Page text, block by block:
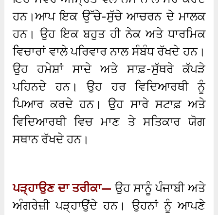
ਹਨ।ਆਪ ਇਕ ਉੱਚੇ-ਸੁੱਚੇ ਆਚਰਨ ਦੇ ਮਾਲਕ
ਹਨ। ਉਹ ਇਕ ਬਹੁਤ ਹੀ ਨੇਕ ਅਤੇ ਧਾਰਮਿਕ
ਵਿਚਾਰਾਂ ਵਾਲੇ ਪਰਿਵਾਰ ਨਾਲ ਸੰਬੰਧ ਰੱਖਦੇ ਹਨ।
ਉਹ ਹਮੇਸ਼ਾਂ ਸਾਦੇ ਅਤੇ ਸਾਫ਼-ਸੁੱਥਰੇ ਕੱਪੜੇ
ਪਹਿਨਦੇ ਹਨ। ਉਹ ਹਰ ਵਿਦਿਆਰਥੀ ਨੂੰ
ਪਿਆਰ ਕਰਦੇ ਹਨ। ਉਹ ਸਾਰੇ ਸਟਾਫ਼ ਅਤੇ
ਵਿਦਿਆਰਥੀ ਵਿਚ ਮਾਣ ਤੇ ਸਤਿਕਾਰ ਯੋਗ
ਸਥਾਨ ਰੱਖਦੇ ਹਨ।
ਪੜ੍ਹਾਉਣ ਦਾ ਤਰੀਕਾ— ਉਹ ਸਾਨੂੰ ਪੰਜਾਬੀ ਅਤੇ
ਅੰਗਰੇਜ਼ੀ ਪੜ੍ਹਾਉਂਦੇ ਹਨ। ਉਹਨਾਂ ਨੂੰ ਆਪਣੇ